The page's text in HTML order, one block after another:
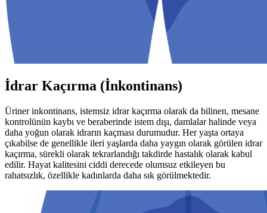
İdrar Kaçırma (İnkontinans)
Üriner inkontinans, istemsiz idrar kaçırma olarak da bilinen, mesane
kontrolünün kaybı ve beraberinde istem dışı, damlalar halinde veya
daha yoğun olarak idrarın kaçması durumudur. Her yaşta ortaya
çıkabilse de genellikle ileri yaşlarda daha yaygın olarak görülen idrar
kaçırma, sürekli olarak tekrarlandığı takdirde hastalık olarak kabul
edilir. Hayat kalitesini ciddi derecede olumsuz etkileyen bu
rahatsızlık, özellikle kadınlarda daha sık görülmektedir.